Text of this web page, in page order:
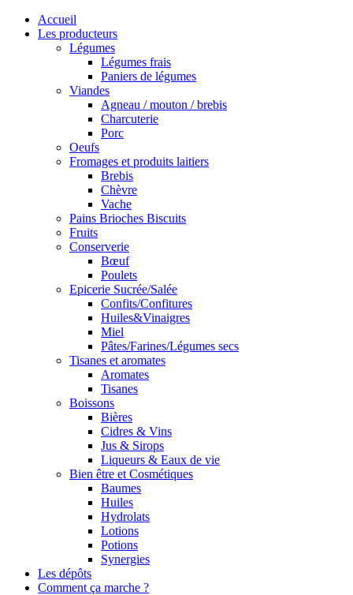
Accueil
Les producteurs
Légumes
Légumes frais
Paniers de légumes
Viandes
Agneau / mouton / brebis
Charcuterie
Porc
Oeufs
Fromages et produits laitiers
Brebis
Chèvre
Vache
Pains Brioches Biscuits
Fruits
Conserverie
Bœuf
Poulets
Epicerie Sucrée/Salée
Confits/Confitures
Huiles&Vinaigres
Miel
Pâtes/Farines/Légumes secs
Tisanes et aromates
Aromates
Tisanes
Boissons
Bières
Cidres & Vins
Jus & Sirops
Liqueurs & Eaux de vie
Bien être et Cosmétiques
Baumes
Huiles
Hydrolats
Lotions
Potions
Synergies
Les dépôts
Comment ça marche ?